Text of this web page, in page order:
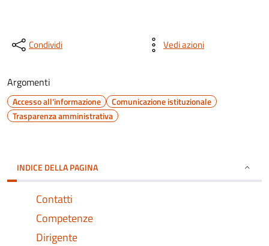
Condividi Vedi azioni
Argomenti
Accesso all'informazione
Comunicazione istituzionale
Trasparenza amministrativa
INDICE DELLA PAGINA
Contatti
Competenze
Dirigente